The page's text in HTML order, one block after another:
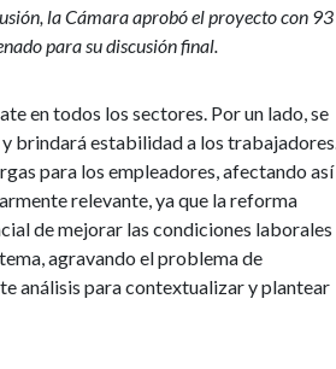
la Cámara aprobó el proyecto con 93
para su discusión final.
en todos los sectores. Por un lado, se
brindará estabilidad a los trabajadores.
para los empleadores, afectando así
relevante, ya que la reforma
de mejorar las condiciones laborales
agravando el problema de
análisis para contextualizar y plantear